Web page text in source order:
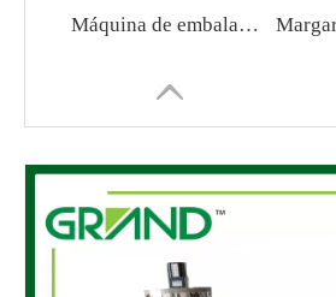
Máquina de embalaje de la bola de algodón de alcohol